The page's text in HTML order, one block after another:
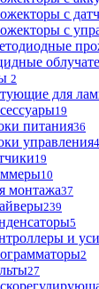
с
с
2
для
19
питания36
управления4
19
10
монтажа37
239
5
и
2
27